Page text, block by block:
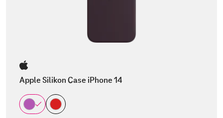
Apple Silikon Case iPhone 14